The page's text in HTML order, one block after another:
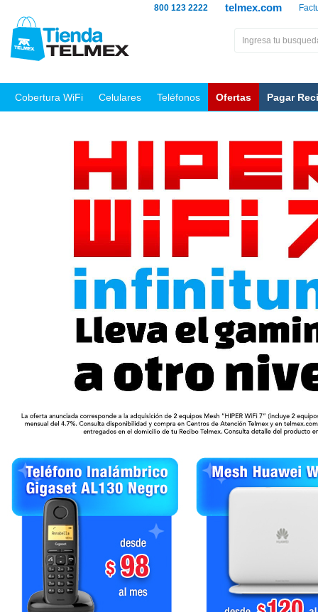
telmex.com
800 123 2222
Cobertura WiFi Celulares Teléfonos Ofertas Pagar